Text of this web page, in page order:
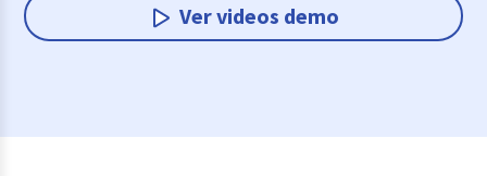
Ver videos demo